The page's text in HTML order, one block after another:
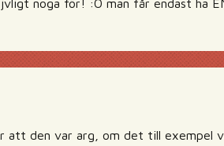
noga för! :O man får endast ha
att den var arg, om det till exempel